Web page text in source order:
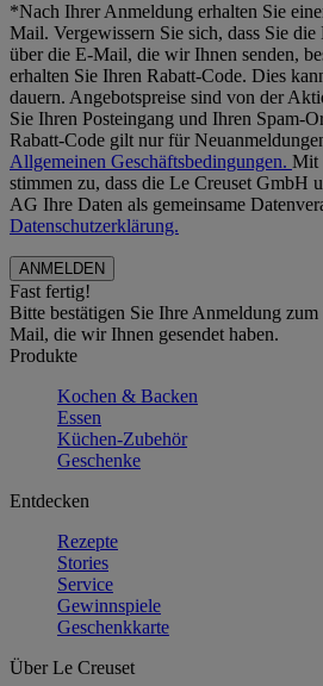
*Nach Ihrer Anmeldung erhalten Sie
Mail. Vergewissern Sie sich, dass Sie
über die E-Mail, die wir Ihnen senden,
erhalten Sie Ihren Rabatt-Code. Dies
dauern. Angebotspreise sind von der
Sie Ihren Posteingang und Ihren Spam-
Rabatt-Code gilt nur für
Allgemeinen Geschäftsbedingungen. Mit
stimmen zu, dass die Le Creuset GmbH
AG Ihre Daten als gemeinsame
Datenschutzerklärung.
Fast fertig!
Bitte bestätigen Sie Ihre Anmeldung
Mail, die wir Ihnen gesendet haben.
Produkte
Kochen & Backen
Essen
Küchen-Zubehör
Geschenke
Entdecken
Rezepte
Stories
Service
Gewinnspiele
Geschenkkarte
Über Le Creuset